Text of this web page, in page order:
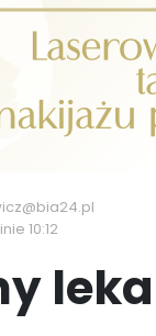
10:12